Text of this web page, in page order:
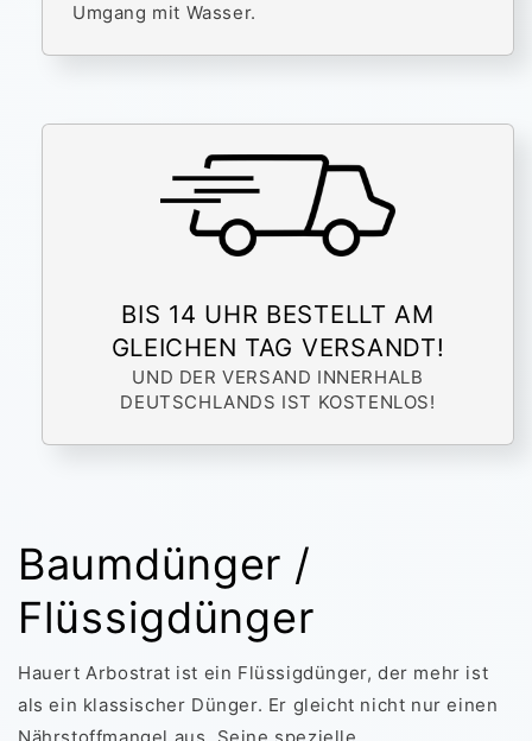
Umgang mit Wasser.
BIS 14 UHR BESTELLT AM
GLEICHEN TAG VERSANDT!
UND DER VERSAND INNERHALB
DEUTSCHLANDS IST KOSTENLOS!
Baumdünger /
Flüssigdünger
Hauert Arbostrat ist ein Flüssigdünger, der mehr ist
als ein klassischer Dünger. Er gleicht nicht nur einen